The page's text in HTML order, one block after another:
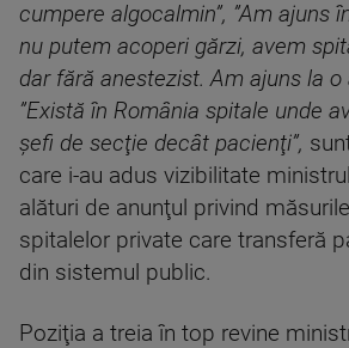
cumpere algocalmin”, ”Am ajuns
nu putem acoperi gărzi, avem
dar fără anestezist. Am ajuns la o
”Există în România spitale unde
şefi de secţie decât pacienţi”,
care i-au adus vizibilitate
alături de anunţul privind
spitalelor private care transferă
din sistemul public.
Poziţia a treia în top revine